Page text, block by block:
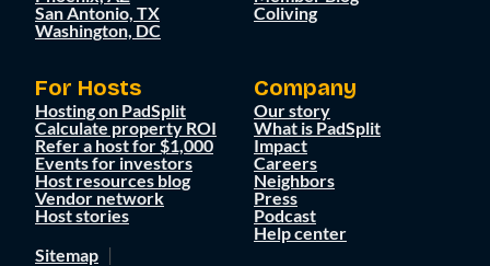
San Antonio, TX
Washington, DC
Coliving
For Hosts
Hosting on PadSplit
Calculate property ROI
Refer a host for $1,000
Events for investors
Host resources blog
Vendor network
Host stories
Company
Our story
What is PadSplit
Impact
Careers
Neighbors
Press
Podcast
Help center
Sitemap